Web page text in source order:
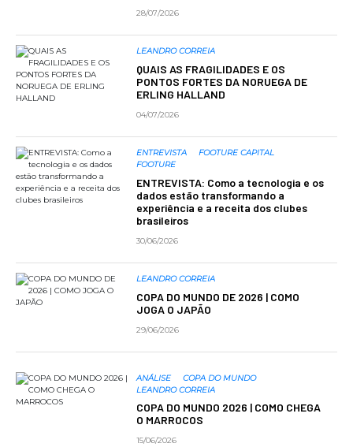
28/07/2026
LEANDRO CORREIA
QUAIS AS FRAGILIDADES E OS
PONTOS FORTES DA NORUEGA DE
ERLING HALLAND
04/07/2026
ENTREVISTA
FOOTURE CAPITAL
FOOTURE
ENTREVISTA: Como a tecnologia e os
dados estão transformando a
experiência e a receita dos clubes
brasileiros
30/06/2026
LEANDRO CORREIA
COPA DO MUNDO DE 2026 | COMO
JOGA O JAPÃO
29/06/2026
ANÁLISE
COPA DO MUNDO
LEANDRO CORREIA
COPA DO MUNDO 2026 | COMO CHEGA
O MARROCOS
15/06/2026